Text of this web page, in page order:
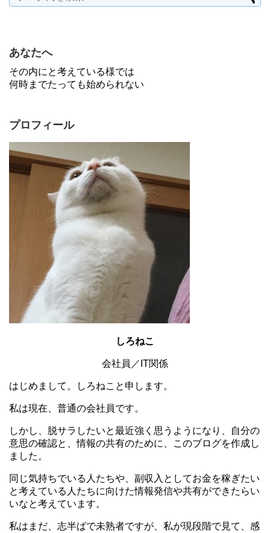
あなたへ
その内にと考えている様では
何時までたっても始められない
プロフィール
しろねこ
会社員／IT関係
はじめまして。しろねこと申します。
私は現在、普通の会社員です。
しかし、脱サラしたいと最近強く思うようになり、自分の
意思の確認と、情報の共有のために、このブログを作成し
ました。
同じ気持ちでいる人たちや、副収入としてお金を稼ぎたい
と考えている人たちに向けた情報発信や共有ができたらい
いなと考えています。
私はまだ、志半ばで未熟者ですが、私が現段階で見て、感